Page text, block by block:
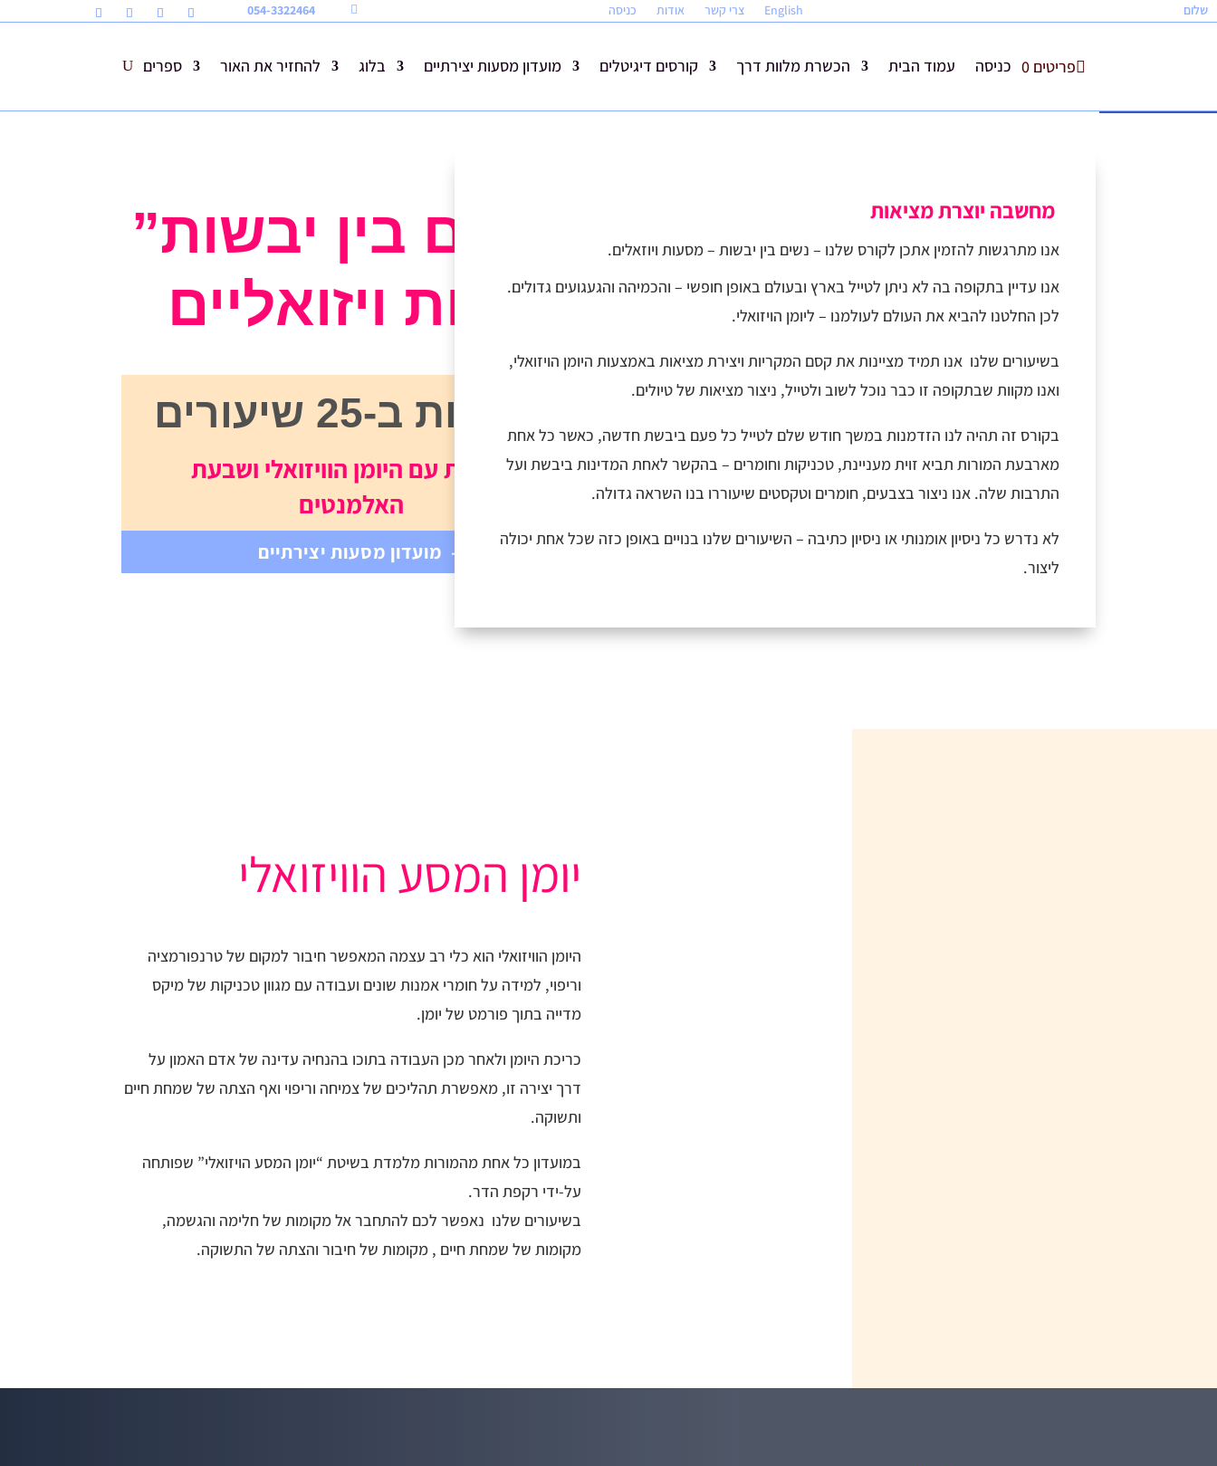

054-3322464 English צרי קשר אודות כניסה שלום
פריטים 0 כניסה עמוד הבית הכשרת מלוות דרך קורסים דיגיטלים מועדון מסעות יצירתיים בלוג להחזיר את האור ספרים
“נשים בין יבשות”
מסעות ויזואליים
מסעות עם היומן הוויזואלי ושבעת
האלמנטים
לייב והקלטות- מועדון מסעות יצירתיים
מחשבה יוצרת מציאות
אנו מתרגשות להזמין אתכן לקורס שלנו – נשים בין יבשות – מסעות ויוזאלים.
אנו עדיין בתקופה בה לא ניתן לטייל בארץ ובעולם באופן חופשי – והכמיהה והגעגועים גדולים.
לכן החלטנו להביא את העולם לעולמנו – ליומן הויזואלי.
בשיעורים שלנו אנו תמיד מציינות את קסם המקריות ויצירת מציאות באמצעות היומן הויזואלי,
ואנו מקוות שבתקופה זו כבר נוכל לשוב ולטייל, ניצור מציאות של טיולים.
בקורס זה תהיה לנו הזדמנות במשך חודש שלם לטייל כל פעם ביבשת חדשה, כאשר כל אחת
מארבעת המורות תביא זוית מעניינת, טכניקות וחומרים – בהקשר לאחת המדינות ביבשת ועל
התרבות שלה. אנו ניצור בצבעים, חומרים וטקסטים שיעוררו בנו השראה גדולה.
לא נדרש כל ניסיון אומנותי או ניסיון כתיבה – השיעורים שלנו בנויים באופן כזה שכל אחת יכולה
ליצור.
יומן המסע הוויזואלי
היומן הוויזואלי הוא כלי רב עצמה המאפשר חיבור למקום של טרנפורמציה
וריפוי, למידה על חומרי אמנות שונים ועבודה עם מגוון טכניקות של מיקס
מדייה בתוך פורמט של יומן.
כריכת היומן ולאחר מכן העבודה בתוכו בהנחיה עדינה של אדם האמון על
דרך יצירה זו, מאפשרת תהליכים של צמיחה וריפוי ואף הצתה של שמחת חיים
ותשוקה.
במועדון כל אחת מהמורות מלמדת בשיטת “יומן המסע הויזואלי” שפותחה
על-ידי רקפת הדר.
בשיעורים שלנו נאפשר לכם להתחבר אל מקומות של חלימה והגשמה,
מקומות של שמחת חיים , מקומות של חיבור והצתה של התשוקה.